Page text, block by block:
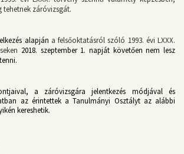
tehetnek záróvizsgát.
alapján a felsőoktatásról szóló 1993. évi LXXX.
2018. szeptember 1. napját követően nem lesz
a záróvizsgára jelentkezés módjával és
az érintettek a Tanulmányi Osztályt az alábbi
kereshetik.